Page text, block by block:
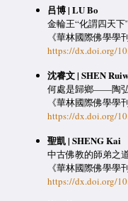
吕博 | LU Bo
金輪王“化謂四天
《華林國際佛學學
https://dx.doi.org/
沈睿文 | SHEN
何處是歸鄉——陶
《華林國際佛學學
https://dx.doi.org/
聖凱 | SHENG Kai
中古佛教的師弟之
《華林國際佛學學
https://dx.doi.org/